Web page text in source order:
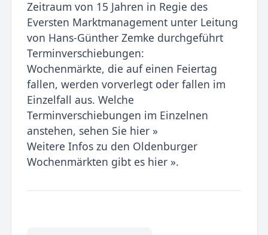
Zeitraum von 15 Jahren in Regie des
Eversten Marktmanagement unter Leitung
von Hans-Günther Zemke durchgeführt
Terminverschiebungen:
Wochenmärkte, die auf einen Feiertag
fallen, werden vorverlegt oder fallen im
Einzelfall aus. Welche
Terminverschiebungen im Einzelnen
anstehen, sehen Sie hier »
Weitere Infos zu den Oldenburger
Wochenmärkten gibt es hier ».